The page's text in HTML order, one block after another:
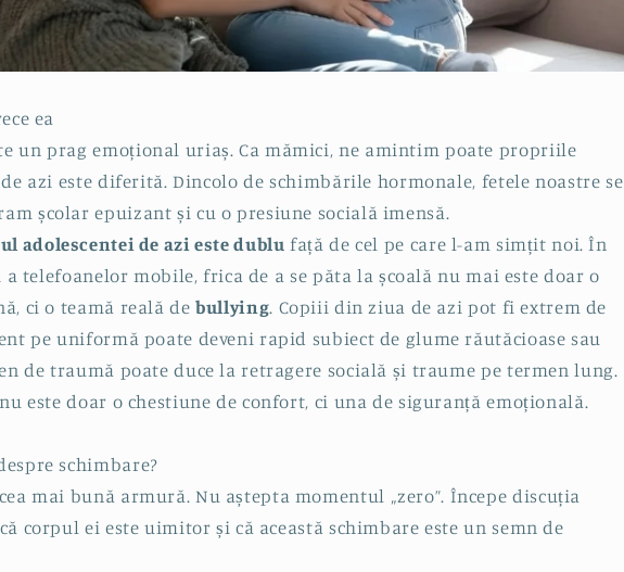
ea
un prag emoțional uriaș. Ca mămici, ne amintim poate propriile
azi este diferită. Dincolo de schimbările hormonale, fetele noastre se
școlar epuizant și cu o presiune socială imensă.
adolescentei de azi este dublu față de cel pe care l-am simțit noi. În
telefoanelor mobile, frica de a se păta la școală nu mai este doar o
ci o teamă reală de bullying. Copiii din ziua de azi pot fi extrem de
pe uniformă poate deveni rapid subiect de glume răutăcioase sau
de traumă poate duce la retragere socială și traume pe termen lung.
este doar o chestiune de confort, ci una de siguranță emoțională.
schimbare?
mai bună armură. Nu aștepta momentul „zero”. Începe discuția
corpul ei este uimitor și că această schimbare este un semn de